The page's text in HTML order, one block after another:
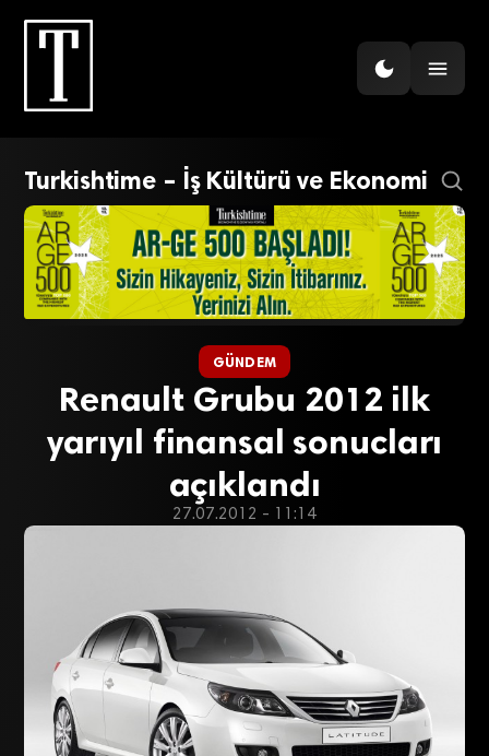
Turkishtime – İş Kültürü ve Ekonomi
GÜNDEM
Renault Grubu 2012 ilk
yarıyıl finansal sonucları
açıklandı
27.07.2012 - 11:14